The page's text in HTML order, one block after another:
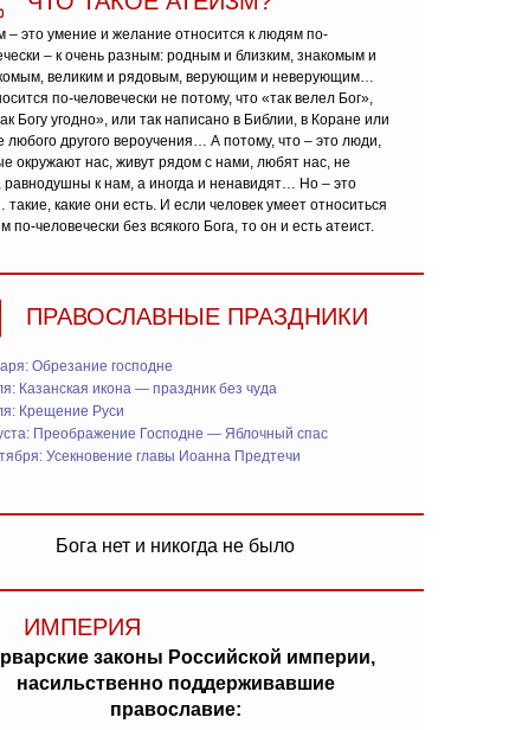
– это умение и желание относится к людям по-
– к очень разным: родным и близким, знакомым и
великим и рядовым, верующим и неверующим…
по-человечески не потому, что «так велел Бог»,
Богу угодно», или так написано в Библии, в Коране или
любого другого вероучения… А потому, что – это люди,
окружают нас, живут рядом с нами, любят нас, не
равнодушны к нам, а иногда и ненавидят… Но – это
какие они есть. И если человек умеет относиться
по-человечески без всякого Бога, то он и есть атеист.
ПРАВОСЛАВНЫЕ ПРАЗДНИКИ
Обрезание господне
Казанская икона — праздник без чуда
Крещение Руси
Преображение Господне — Яблочный спас
Усекновение главы Иоанна Предтечи
Бога нет и никогда не было
ИМПЕРИЯ
законы Российской империи,
насильственно поддерживавшие
православие: